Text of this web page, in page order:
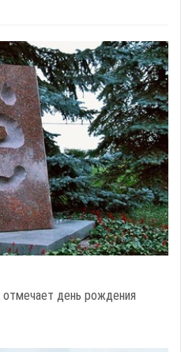
отмечает день рождения